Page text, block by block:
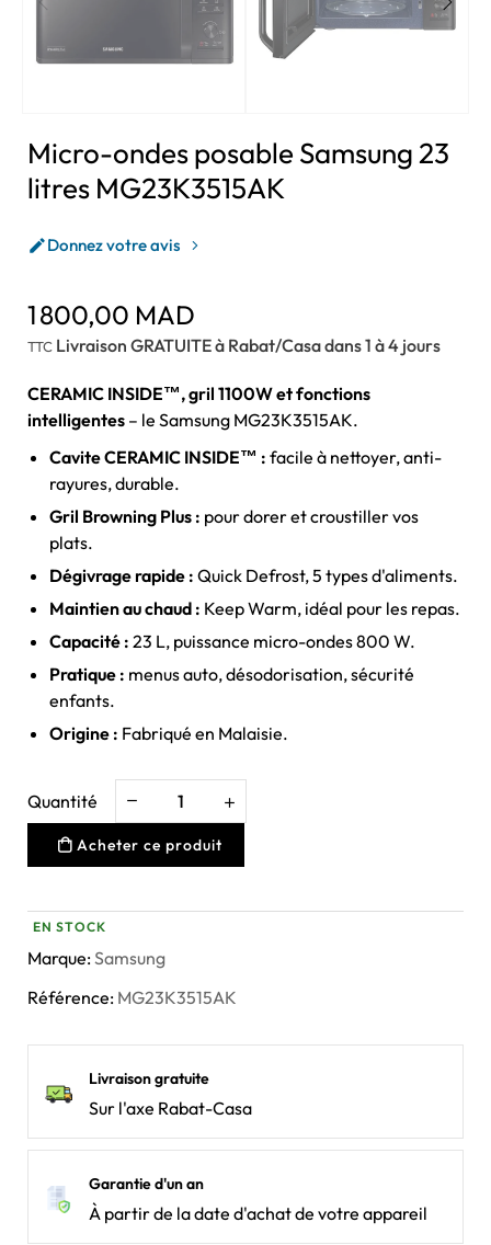
Micro-ondes posable Samsung 23
litres MG23K3515AK
Donnez votre avis
1 800,00 MAD
TTC Livraison GRATUITE à Rabat/Casa dans 1 à 4 jours
CERAMIC INSIDE™, gril 1100W et fonctions
intelligentes – le Samsung MG23K3515AK.
Cavite CERAMIC INSIDE™ : facile à nettoyer, anti-
rayures, durable.
Gril Browning Plus : pour dorer et croustiller vos
plats.
Dégivrage rapide : Quick Defrost, 5 types d'aliments.
Maintien au chaud : Keep Warm, idéal pour les repas.
Capacité : 23 L, puissance micro-ondes 800 W.
Pratique : menus auto, désodorisation, sécurité
enfants.
Origine : Fabriqué en Malaisie.
Quantité
Acheter ce produit
EN STOCK
Marque:Samsung
Référence: MG23K3515AK
Livraison gratuite
Sur l'axe Rabat-Casa
Garantie d'un an
À partir de la date d'achat de votre appareil